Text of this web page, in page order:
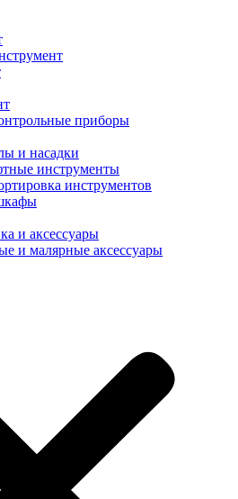
приборы
и насадки
инструменты
инструментов
и аксессуары
и малярные аксессуары